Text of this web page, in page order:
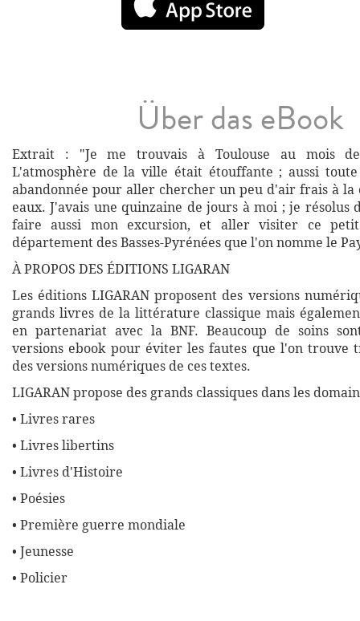
Über das eBook
Extrait : "Je me trouvais à Toulouse au mois
L'atmosphère de la ville était étouffante ; aussi
abandonnée pour aller chercher un peu d'air frais à la
eaux. J'avais une quinzaine de jours à moi ; je
faire aussi mon excursion, et aller visiter ce
département des Basses-Pyrénées que l'on nomme le
À PROPOS DES ÉDITIONS LIGARAN
Les éditions LIGARAN proposent des versions
grands livres de la littérature classique mais
en partenariat avec la BNF. Beaucoup de soins
versions ebook pour éviter les fautes que l'on trouve
des versions numériques de ces textes.
LIGARAN propose des grands classiques dans les
• Livres rares
• Livres libertins
• Livres d'Histoire
• Poésies
• Première guerre mondiale
• Jeunesse
• Policier